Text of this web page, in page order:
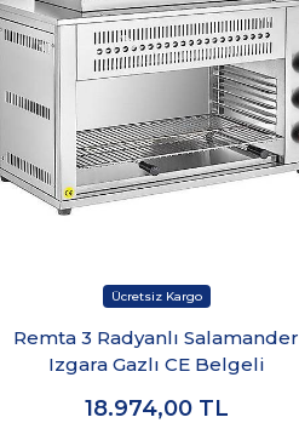
Remta 3 Radyanlı Salamander
Izgara Gazlı CE Belgeli
18.974,00 TL